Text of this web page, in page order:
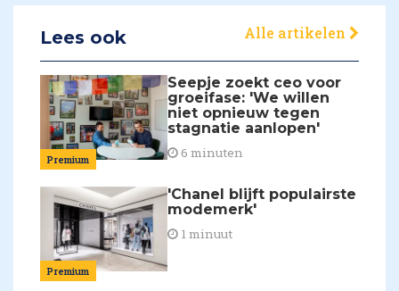
Lees ook Alle artikelen
Premium
Seepje zoekt ceo voor
groeifase: 'We willen
niet opnieuw tegen
stagnatie aanlopen'
6 minuten
Premium
'Chanel blijft populairste
modemerk'
1 minuut